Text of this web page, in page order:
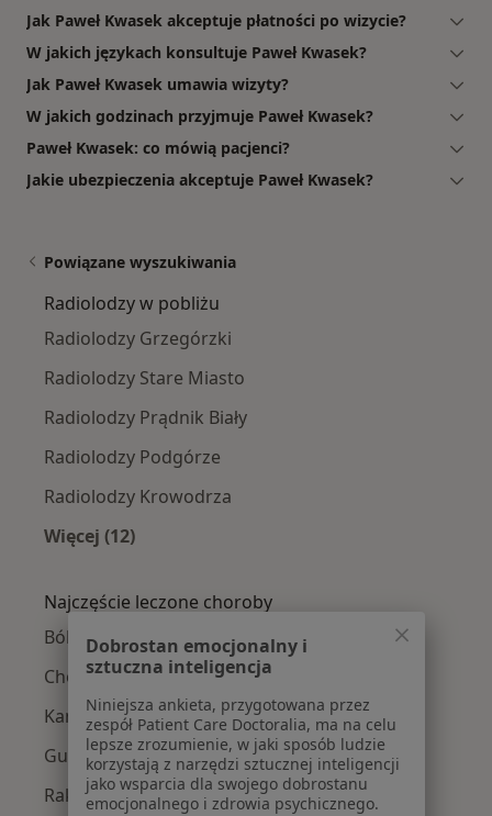
Jak Paweł Kwasek akceptuje płatności po wizycie?
W jakich językach konsultuje Paweł Kwasek?
Jak Paweł Kwasek umawia wizyty?
W jakich godzinach przyjmuje Paweł Kwasek?
Paweł Kwasek: co mówią pacjenci?
Jakie ubezpieczenia akceptuje Paweł Kwasek?
Powiązane wyszukiwania
Radiolodzy w pobliżu
Radiolodzy Grzegórzki
Radiolodzy Stare Miasto
Radiolodzy Prądnik Biały
Radiolodzy Podgórze
Radiolodzy Krowodrza
Więcej (12)
Najczęście leczone choroby
Bóle brzucha w Krakowie
Choroby tarczycy w Krakowie
Kamica nerkowa w Krakowie
Guzy tarczycy w Krakowie
Rak piersi w Krakowie
Dobrostan emocjonalny i
sztuczna inteligencja
Niniejsza ankieta, przygotowana przez
zespół Patient Care Doctoralia, ma na celu
lepsze zrozumienie, w jaki sposób ludzie
korzystają z narzędzi sztucznej inteligencji
jako wsparcia dla swojego dobrostanu
emocjonalnego i zdrowia psychicznego.